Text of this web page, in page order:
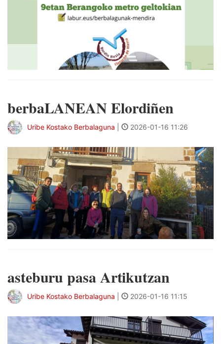
berbaLANEAN Elordiñen
Uribe Kostako Berbalaguna 2026-01-16 11:26
asteburu pasa Artikutzan
Uribe Kostako Berbalaguna 2026-01-16 11:15